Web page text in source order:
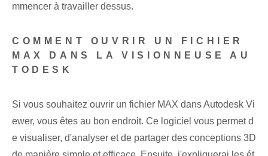
mmencer à travailler dessus.
COMMENT OUVRIR UN FICHIER
MAX DANS LA VISIONNEUSE AU
TODESK
Si vous souhaitez ouvrir un fichier MAX dans Autodesk Vi
ewer, vous êtes au bon endroit. Ce logiciel vous permet d
e visualiser, d'analyser et de partager des conceptions 3D